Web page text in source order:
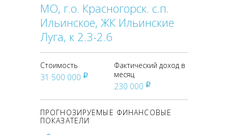
МО, г.о. Красногорск. с.п.
Ильинское, ЖК Ильинские
Луга, к 2.3-2.6
Стоимость
31 500 000 pуб
Фактический доход в
месяц
230 000 pуб
ПРОГНОЗИРУЕМЫЕ ФИНАНСОВЫЕ
ПОКАЗАТЕЛИ